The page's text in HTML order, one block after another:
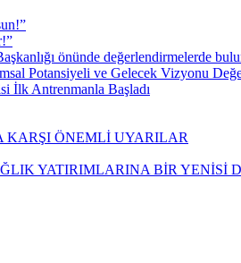
önünde değerlendirmelerde
Potansiyeli ve Gelecek Vizyonu
İlk Antrenmanla Başladı
ÖNEMLİ UYARILAR
YATIRIMLARINA BİR YENİSİ